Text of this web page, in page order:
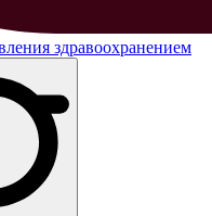
здравоохранением